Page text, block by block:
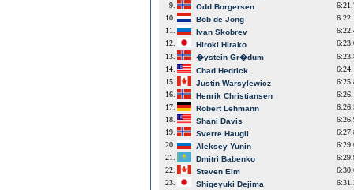
9.
Odd Borgersen
10.
Bob de Jong
11.
Ivan Skobrev
12.
Hiroki Hirako
13.
�ystein Gr�dum
14.
Chad Hedrick
15.
Justin Warsylewicz
16.
Henrik Christiansen
17.
Robert Lehmann
18.
Shani Davis
19.
Sverre Haugli
20.
Aleksey Yunin
21.
Dmitri Babenko
22.
Steven Elm
23.
Shigeyuki Dejima